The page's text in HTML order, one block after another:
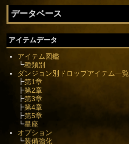
データベース
アイテムデータ
アイテム図鑑
┗種類別
ダンジョン別ドロップアイテム一覧
┣第1章
┣第2章
┣第3章
┣第4章
┣第5章
┗星座
オプション
┗装備強化